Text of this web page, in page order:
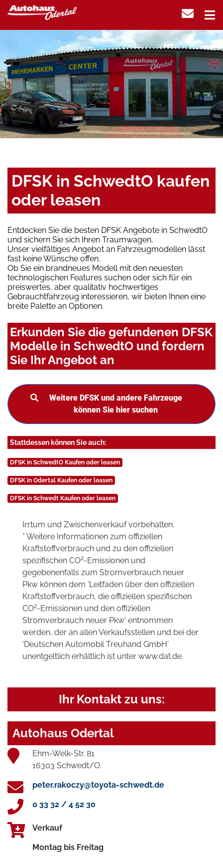
DFSK in SchwedtO kaufen
oder leasen
Entdecken Sie die besten DFSK Angebote in SchwedtO
und sichern Sie sich Ihren Traumwagen.
Unser vielfältiges Angebot an Fahrzeugmodellen lässt
fast keine Wünsche offen.
Ob Sie ein brandneues Modell mit den neuesten
technologischen Features suchen oder sich für ein
preiswertes, aber qualitativ hochwertiges
Gebrauchtfahrzeug interessieren, wir bieten Ihnen eine
breite Palette an Optionen.
Erkunden Sie die gefundenen DFSK
Modelle in SchwedtO und fordern
Sie Ihr Angebot an
Weitere DFSK und andere Fahrzeuge
können Sie hier suchen
Stattdessen können Sie auch:
DFSK in SchwedtO Kaufen oder leasen
DFSK in Odertal Kaufen oder leasen
DFSK in Schwedt Kaufen oder leasen
Irrtum und Zwischenverkauf vorbehalten.
* Weitere Informationen zum offiziellen
Kraftstoffverbrauch und zu den offiziellen
spezifischen CO2-Emissionen und
gegebenenfalls zum Stromverbrauch neuer
Pkw können dem 'Leitfaden über den offiziellen
Kraftstoffverbrauch, die offiziellen spezifischen
CO2-Emissionen und den offiziellen
Stromverbrauch neuer Pkw' entnommen
werden, der an allen Verkaufsstellen und bei der
'Deutschen Automobil Treuhand GmbH'
unentgeltlich erhältlich ist unter www.dat.de.
Ihr Kontakt zu uns:
Autohaus Odertal
Ehm-Welk-Str. 81
16303 Schwedt/O.
peter.rakoczy@toyota-schwedt.de
0 33 32 / 4 52 30
Verkauf
Montag bis Freitag